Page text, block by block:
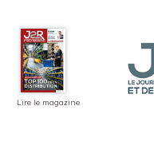
Lire le magazine